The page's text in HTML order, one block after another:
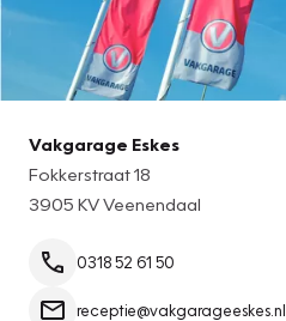
Vakgarage Eskes
Fokkerstraat 18
3905 KV Veenendaal
0318 52 61 50
receptie@vakgarageeskes.nl